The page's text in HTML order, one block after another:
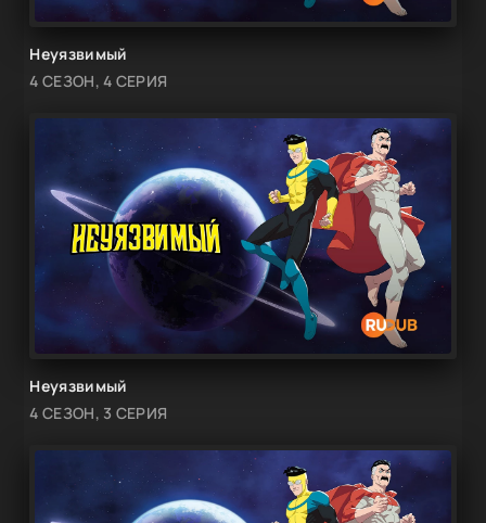
Неуязвимый
4 СЕЗОН, 4 СЕРИЯ
Неуязвимый
4 СЕЗОН, 3 СЕРИЯ